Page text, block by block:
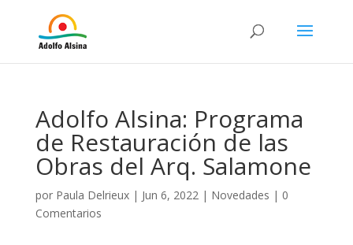
Adolfo Alsina: Programa
de Restauración de las
Obras del Arq. Salamone
por Paula Delrieux| Jun 6, 2022| Novedades | 0
Comentarios